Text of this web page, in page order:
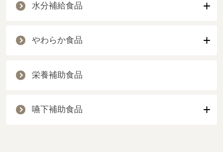
水分補給食品
やわらか食品
栄養補助食品
嚥下補助食品